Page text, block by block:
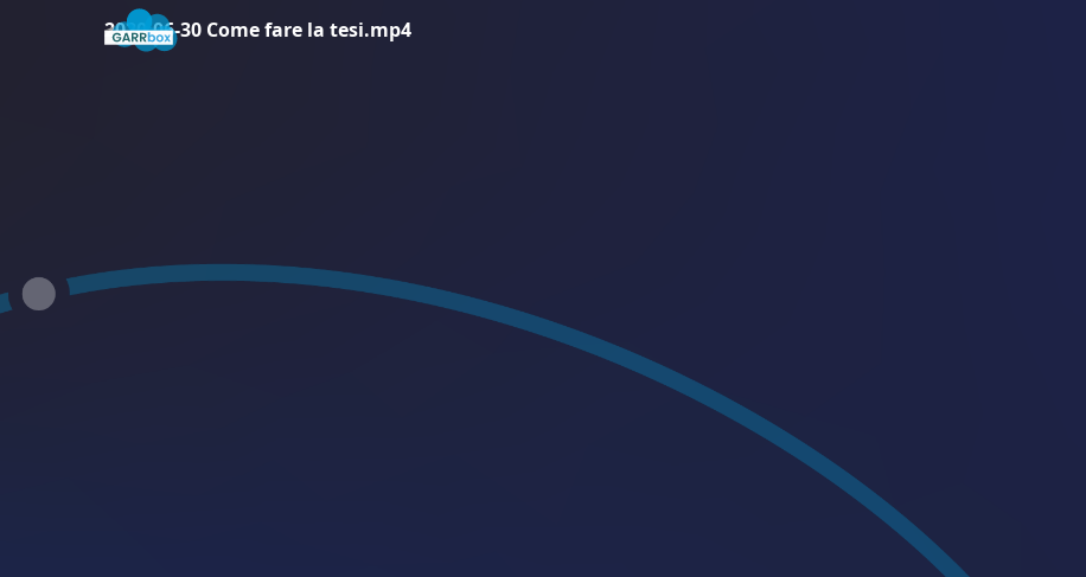
2020-06-30 Come fare la tesi.mp4